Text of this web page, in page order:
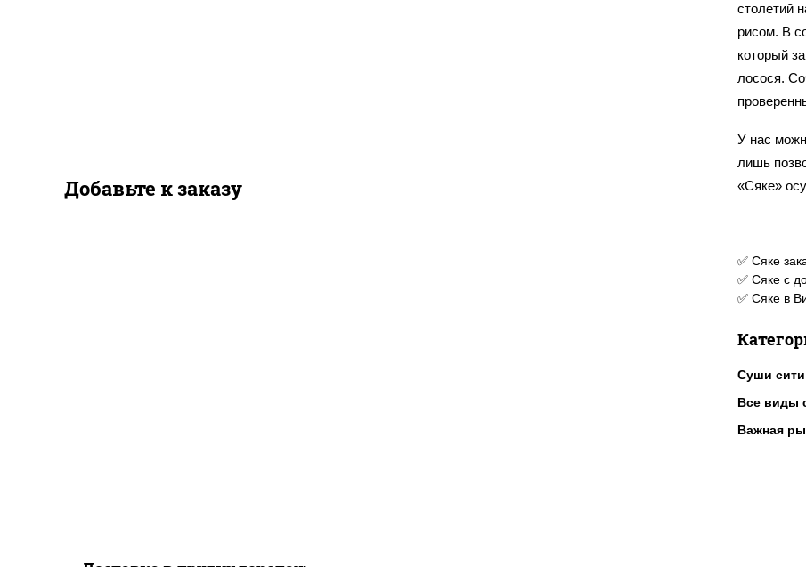
столетий
рисом. В
который
лосося.
У нас
лишь
«Сяке»
✅ Сяке
✅ Сяке с
✅ Сяке в
Суши
Все виды
Важная
Добавьте к заказу